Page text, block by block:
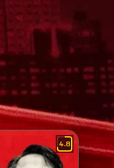
4.8